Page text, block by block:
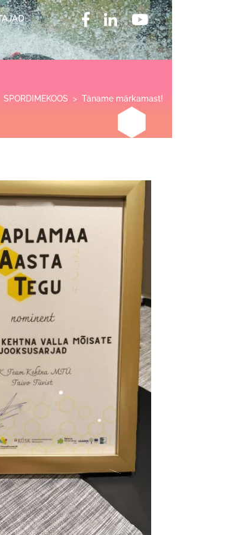
SPORDIMEKOOS > Täname märkamast!